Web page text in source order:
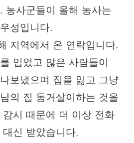
농사군들이 올해 농사는
성입니다.
지역에서 온 연락입니다.
입었고 많은 사람들이
보냈으며 집을 잃고 그냥
의 집 동거살이하는 것을
시 때문에 더 이상 전화
신 받았습니다.